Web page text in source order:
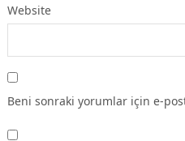
Website
Beni sonraki yorumlar için e-